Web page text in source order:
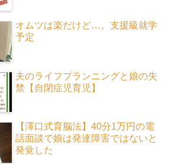
オムツは楽だけど…。支援級就学
予定
夫のライフプランニングと娘の失
禁【自閉症児育児】
【澤口式育脳法】40分1万円の電
話面談で娘は発達障害ではないと
発覚した